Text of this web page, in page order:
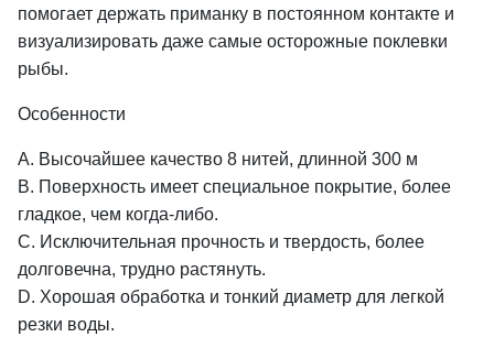
помогает держать приманку в постоянном контакте и
визуализировать даже самые осторожные поклевки
рыбы.
Особенности
A. Высочайшее качество 8 нитей, длинной 300 м
B. Поверхность имеет специальное покрытие, более
гладкое, чем когда-либо.
C. Исключительная прочность и твердость, более
долговечна, трудно растянуть.
D. Хорошая обработка и тонкий диаметр для легкой
резки воды.